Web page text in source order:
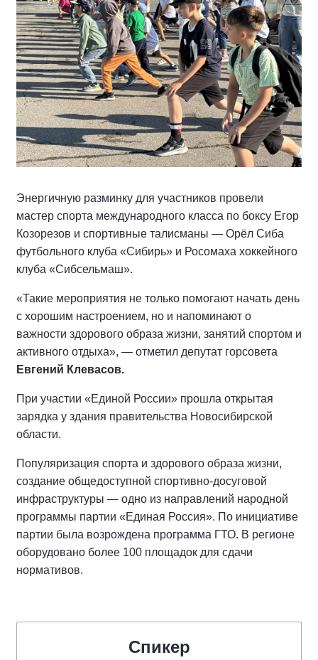
Энергичную разминку для участников провели
мастер спорта международного класса по боксу Егор
Козорезов и спортивные талисманы — Орёл Сиба
футбольного клуба «Сибирь» и Росомаха хоккейного
клуба «Сибсельмаш».
«Такие мероприятия не только помогают начать день
с хорошим настроением, но и напоминают о
важности здорового образа жизни, занятий спортом и
активного отдыха», — отметил депутат горсовета
Евгений Клевасов.
При участии «Единой России» прошла открытая
зарядка у здания правительства Новосибирской
области.
Популяризация спорта и здорового образа жизни,
создание общедоступной спортивно-досуговой
инфраструктуры — одно из направлений народной
программы партии «Единая Россия». По инициативе
партии была возрождена программа ГТО. В регионе
оборудовано более 100 площадок для сдачи
нормативов.
Спикер